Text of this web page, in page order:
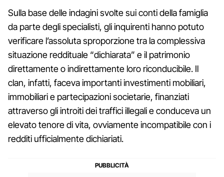
Sulla base delle indagini svolte sui conti della famiglia
da parte degli specialisti, gli inquirenti hanno potuto
verificare l’assoluta sproporzione tra la complessiva
situazione reddituale “dichiarata” e il patrimonio
direttamente o indirettamente loro riconducibile. Il
clan, infatti, faceva importanti investimenti mobiliari,
immobiliari e partecipazioni societarie, finanziati
attraverso gli introiti dei traffici illegali e conduceva un
elevato tenore di vita, ovviamente incompatibile con i
redditi ufficialmente dichiariati.